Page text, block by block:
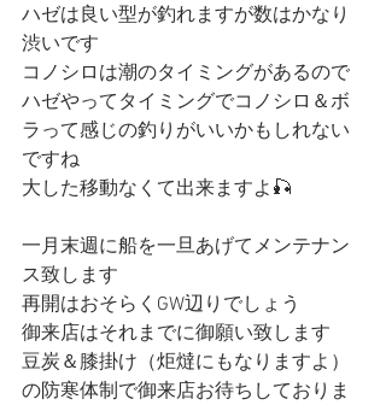
ハゼは良い型が釣れますが数はかなり
渋いです
コノシロは潮のタイミングがあるので
ハゼやってタイミングでコノシロ＆ボ
ラって感じの釣りがいいかもしれない
ですね
大した移動なくて出来ますよ🎣
一月末週に船を一旦あげてメンテナン
ス致します
再開はおそらくGW辺りでしょう
御来店はそれまでに御願い致します
豆炭＆膝掛け（炬燵にもなりますよ）
の防寒体制で御来店お待ちしておりま